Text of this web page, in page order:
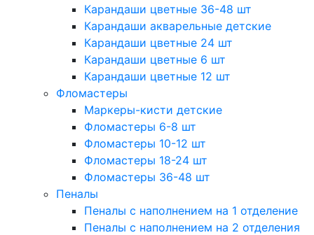
Карандаши цветные 36-48 шт
Карандаши акварельные детские
Карандаши цветные 24 шт
Карандаши цветные 6 шт
Карандаши цветные 12 шт
Фломастеры
Маркеры-кисти детские
Фломастеры 6-8 шт
Фломастеры 10-12 шт
Фломастеры 18-24 шт
Фломастеры 36-48 шт
Пеналы
Пеналы с наполнением на 1 отделение
Пеналы с наполнением на 2 отделения